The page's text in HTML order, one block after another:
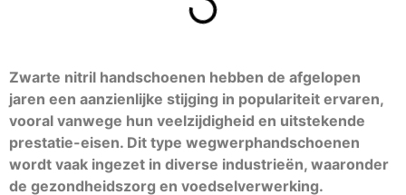
Zwarte nitril handschoenen hebben de afgelopen
jaren een aanzienlijke stijging in populariteit ervaren,
vooral vanwege hun veelzijdigheid en uitstekende
prestatie-eisen. Dit type wegwerphandschoenen
wordt vaak ingezet in diverse industrieën, waaronder
de gezondheidszorg en voedselverwerking.